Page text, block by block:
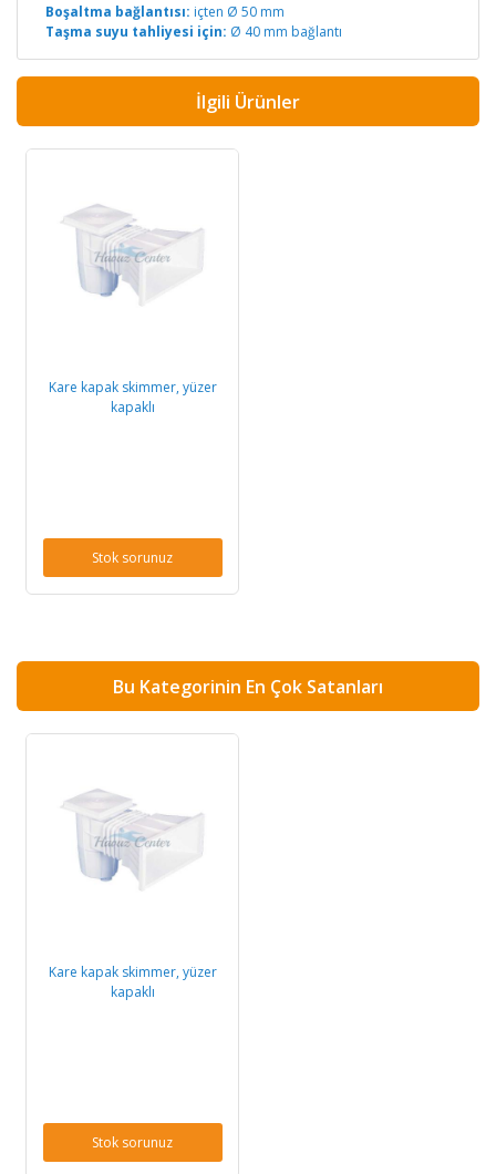
Boşaltma bağlantısı: içten Ø 50 mm
Taşma suyu tahliyesi için: Ø 40 mm bağlantı
İlgili Ürünler
Kare kapak skimmer, yüzer
kapaklı
Stok sorunuz
Bu Kategorinin En Çok Satanları
Kare kapak skimmer, yüzer
kapaklı
Stok sorunuz